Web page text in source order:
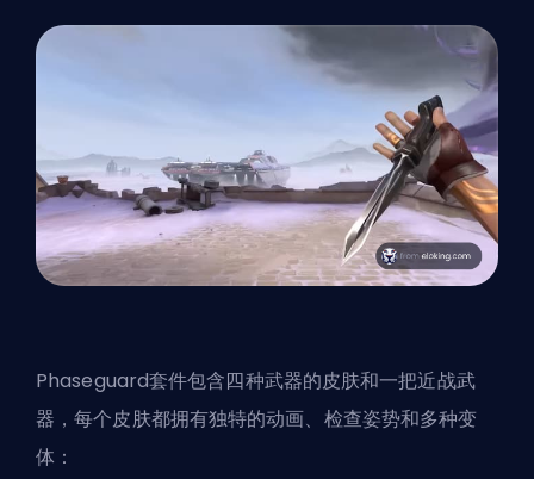
Phaseguard套件包含四种武器的皮肤和一把近战武
器，每个皮肤都拥有独特的动画、检查姿势和多种变
体：